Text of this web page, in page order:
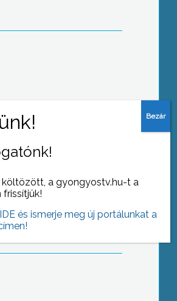
tartanak a tüntetések
borvidék településein
a szakmai kóstolások
költözött, a gyongyostv.hu-t a
és ismerje meg új portálunkat a